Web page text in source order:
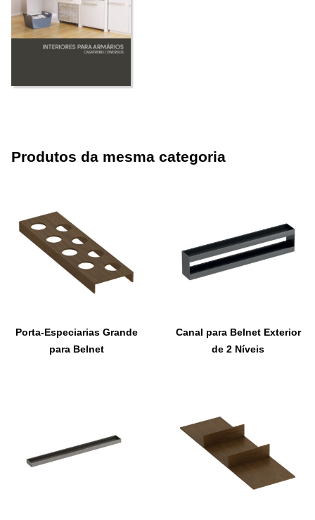
Produtos da mesma categoria
Porta-Especiarias Grande
para Belnet
Canal para Belnet Exterior
de 2 Níveis